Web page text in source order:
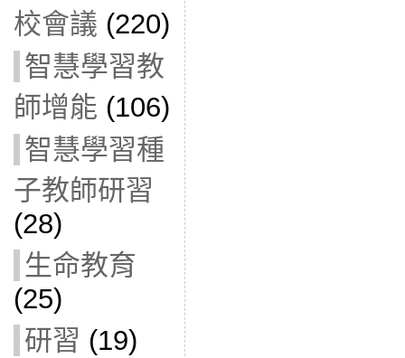
校會議 (220)
智慧學習教
師增能 (106)
智慧學習種
子教師研習
(28)
生命教育
(25)
研習 (19)